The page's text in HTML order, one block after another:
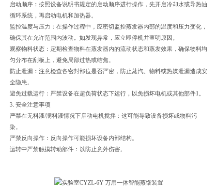
启动顺序：按照设备说明书规定的启动顺序进行操作，先开启冷却水或导热油
循环系统，再启动电机和加热器。
监控温度与压力：在操作过程中，应密切监控蒸发器内部的温度和压力变化，
确保其在允许范围内波动。如发现异常，应立即停机并查明原因。
观察物料状态：定期检查物料在蒸发器内的流动状态和蒸发效果，确保物料均
匀分布在刮板上，避免局部过热或结焦。
防止泄漏：注意检查各密封部位是否严密，防止蒸汽、物料或热媒泄漏造成安
全隐患。
避免过载运行：严禁设备在超负荷状态下运行，以免损坏电机或其他部件1。
3. 安全注意事项
严禁在无料液/满料液情况下启动电机搅拌：这可能导致设备损坏或物料污
染。
严禁反向操作：反向操作可能损坏设备内部结构。
运转中严禁触摸转动部件：以防止意外伤害。